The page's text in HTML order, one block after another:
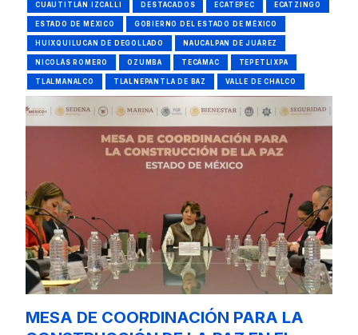
CUAUTITLÁN IZCALLI DESTACADOS ECATEPEC ECATZINGO
ESTADO DE MÉXICO GOBIERNO DEL ESTADO DE MÉXICO
HUIXQUILUCAN DE DEGOLLADO NAUCALPAN DE JUÁREZ
NICOLÁS ROMERO OZUMBA TECÁMAC TEPETLIXPA
TLALMANALCO TLALNEPANTLA DE BAZ VALLE DE CHALCO
MESA DE COORDINACIÓN PARA LA